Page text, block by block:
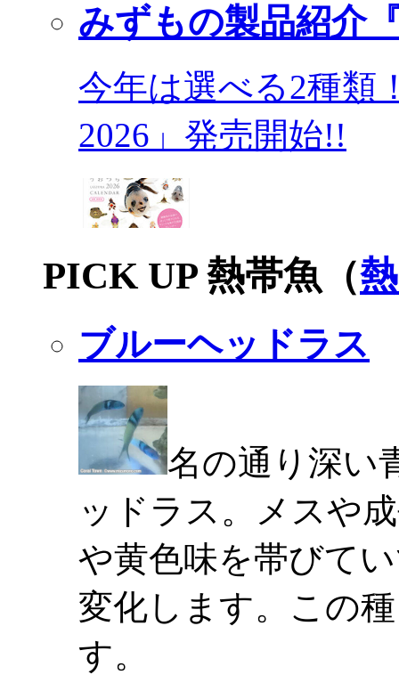
みずもの製品紹介
今年は選べる2種類
2026」発売開始!!
PICK UP 熱帯魚（
ブルーヘッドラス
名の通り深い
ッドラス。メスや
や黄色味を帯びて
変化します。この
す。